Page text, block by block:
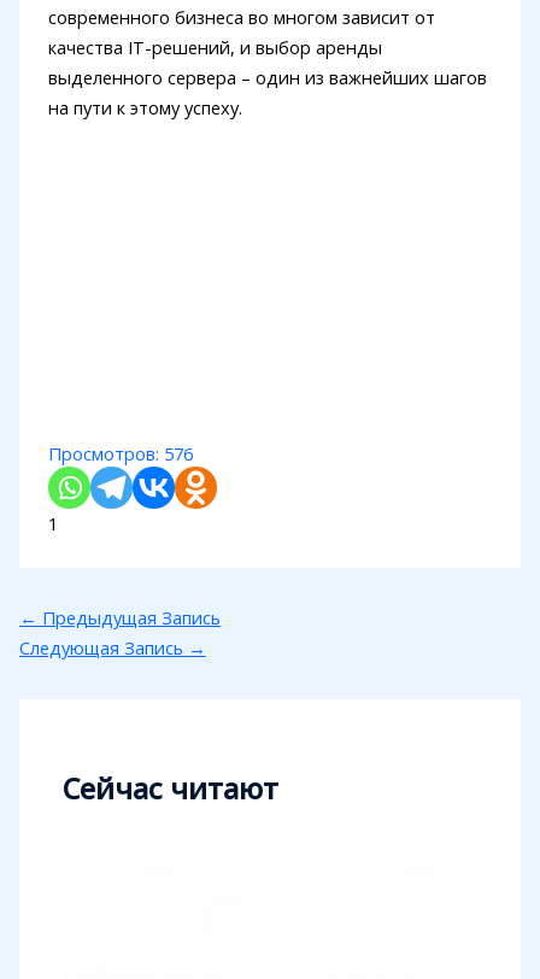
современного бизнеса во многом зависит от
качества IT-решений, и выбор аренды
выделенного сервера – один из важнейших шагов
на пути к этому успеху.
Просмотров: 576
1
← Предыдущая Запись
Следующая Запись →
Сейчас читают